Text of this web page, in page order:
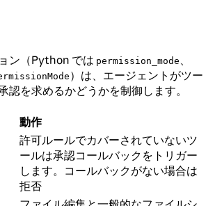
ン（Python では permission_mode 、
）は、エージェントがツー
認を求めるかどうかを制御します。
動作
許可ルールでカバーされていないツ
ールは承認コールバックをトリガー
します。コールバックがない場合は
拒否